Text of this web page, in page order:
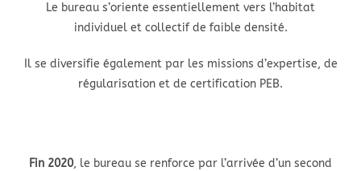
Le bureau s’oriente essentiellement vers l’habitat
individuel et collectif de faible densité.
Il se diversifie également par les missions d’expertise, de
régularisation et de certification PEB.
Fin 2020, le bureau se renforce par l’arrivée d’un second